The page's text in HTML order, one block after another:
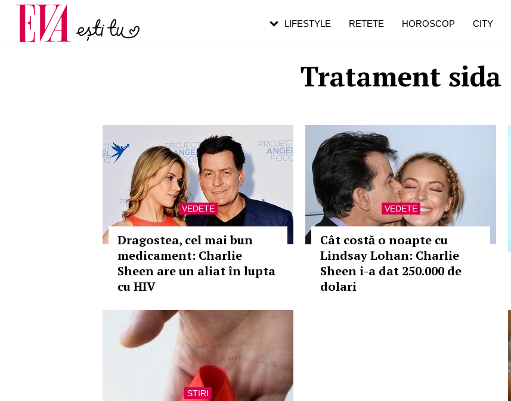
Tratament sida
VEDETE
Dragostea, cel mai bun
medicament: Charlie
Sheen are un aliat în lupta
cu HIV
VEDETE
Cât costă o noapte cu
Lindsay Lohan: Charlie
Sheen i-a dat 250.000 de
dolari
STIRI
LIFESTYLE RETETE HOROSCOP CITY
Carieră
Actualitate
pe măsură ce înaintezi în vârstă